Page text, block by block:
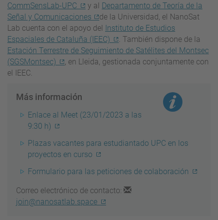
CommSensLab-UPC
y al Departamento de Teoría de la
Señal y Comunicaciones
de la Universidad, el NanoSat
Lab cuenta con el apoyo del
Instituto de Estudios
Espaciales de Cataluña (IEEC)
. También dispone de la
Estación Terrestre de Seguimiento de Satélites del Montsec
(SGSMontsec)
, en Lleida, gestionada conjuntamente con
el IEEC.
Más información
Enlace al Meet (23/01/2023 a las
9:30 h)
Plazas vacantes para estudiantado UPC en los
proyectos en curso
Formulario para las peticiones de colaboración
Correo electrónico de contacto:
join@nanosatlab.space